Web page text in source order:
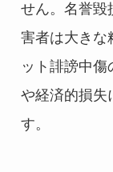
せん。名誉毀
害者は大きな
ット誹謗中
や経済的損失
す。